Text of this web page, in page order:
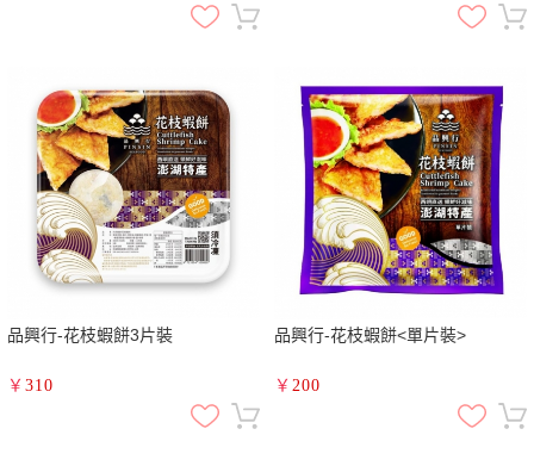
品興行-花枝蝦餅3片裝
￥ 310
品興行-花枝蝦餅<單片裝>
￥ 200